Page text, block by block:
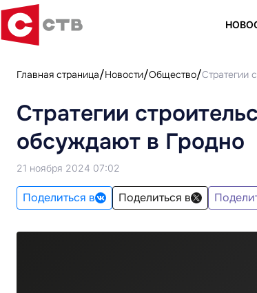
Главная страница Новости Общество Стратегии
Стратегии
обсуждают в Гродно
21 ноября 2024 07:02
Поделиться в Поделиться в